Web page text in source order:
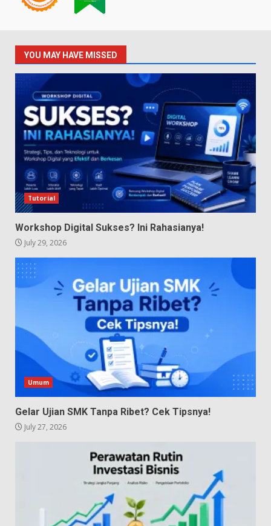
YOU MAY HAVE MISSED
Tutorial
Workshop Digital Sukses? Ini Rahasianya!
July 29, 2026
Umum
Gelar Ujian SMK Tanpa Ribet? Cek Tipsnya!
July 27, 2026